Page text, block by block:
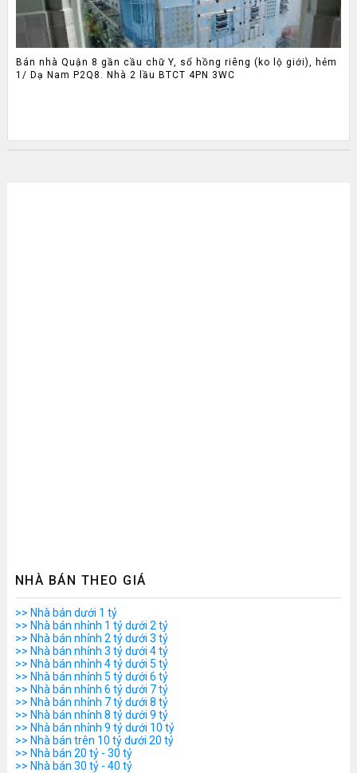
Bán nhà Quận 8 gần cầu chữ Y, sổ hồng riêng (ko lộ giới), hẻm
1/ Dạ Nam P2Q8. Nhà 2 lầu BTCT 4PN 3WC
NHÀ BÁN THEO GIÁ
>> Nhà bán dưới 1 tỷ
>> Nhà bán nhỉnh 1 tỷ dưới 2 tỷ
>> Nhà bán nhỉnh 2 tỷ dưới 3 tỷ
>> Nhà bán nhỉnh 3 tỷ dưới 4 tỷ
>> Nhà bán nhỉnh 4 tỷ dưới 5 tỷ
>> Nhà bán nhỉnh 5 tỷ dưới 6 tỷ
>> Nhà bán nhỉnh 6 tỷ dưới 7 tỷ
>> Nhà bán nhỉnh 7 tỷ dưới 8 tỷ
>> Nhà bán nhỉnh 8 tỷ dưới 9 tỷ
>> Nhà bán nhỉnh 9 tỷ dưới 10 tỷ
>> Nhà bán trên 10 tỷ dưới 20 tỷ
>> Nhà bán 20 tỷ - 30 tỷ
>> Nhà bán 30 tỷ - 40 tỷ